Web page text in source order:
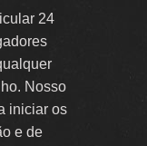
24
Nosso
iniciar os
e de